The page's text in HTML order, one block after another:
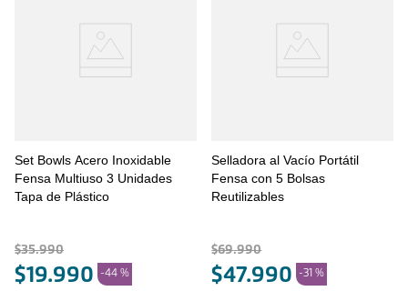
Set Bowls Acero Inoxidable
Fensa Multiuso 3 Unidades
Tapa de Plástico
$35.990
$19.990 -44 %
Selladora al Vacío Portátil
Fensa con 5 Bolsas
Reutilizables
$69.990
$47.990 -31 %